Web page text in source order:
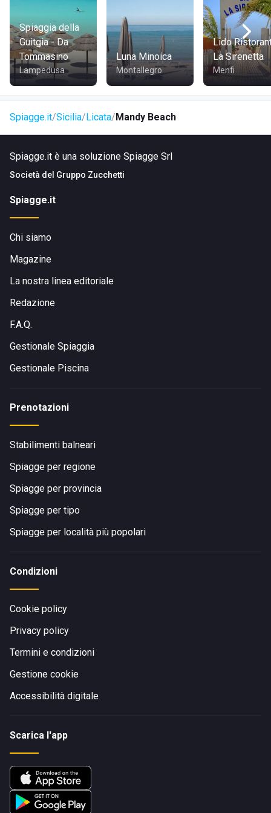
Spiaggia della
Guitgia - Da
Tommasino
Lampedusa
Luna Minoica
Montallegro
Lido
La Sirenetta
Menfi
Spiagge.it Sicilia Licata Mandy Beach
Spiagge.it è una soluzione Spiagge Srl
Società del Gruppo Zucchetti
Spiagge.it
Chi siamo
Magazine
La nostra linea editoriale
Redazione
F.A.Q.
Gestionale Spiaggia
Gestionale Piscina
Prenotazioni
Stabilimenti balneari
Spiagge per regione
Spiagge per provincia
Spiagge per tipo
Spiagge per località più popolari
Condizioni
Cookie policy
Privacy policy
Termini e condizioni
Gestione cookie
Accessibilità digitale
Scarica l'app